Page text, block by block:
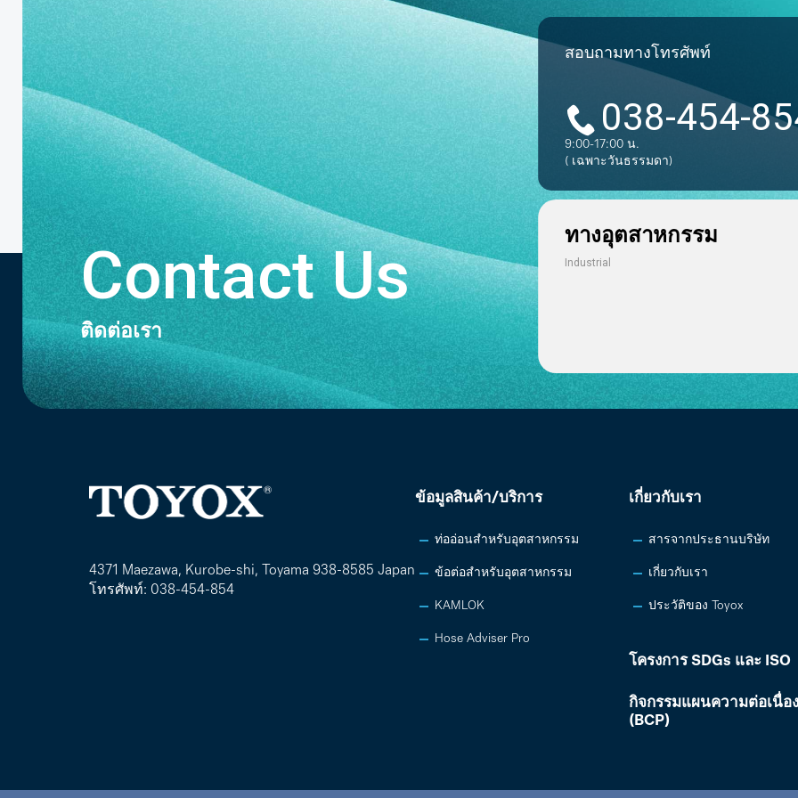
Contact Us
ติดต่อเรา
สอบถามทางโทรศัพท์
038-454-
9:00-17:00 น.
( เฉพาะวันธรรมดา)
ทางอุตสาหกรรม
Industrial
4371 Maezawa, Kurobe-shi, Toyama 938-8585 Japan
โทรศัพท์: 038-454-854
ข้อมูลสินค้า/บริการ
ท่ออ่อนสำหรับอุตสาหกรรม
ข้อต่อสำหรับอุตสาหกรรม
KAMLOK
Hose Adviser Pro
เกี่ยวกับเรา
สารจากประธานบริษัท
เกี่ยวกับเรา
ประวัติของ Toyox
โครงการ SDGs และ ISO
กิจกรรมแผนความต่อเนื่อ
(BCP)